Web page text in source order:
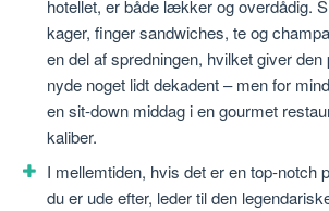
hotellet, er både lækker og overdådig.
kager, finger sandwiches, te og
en del af spredningen, hvilket giver
nyde noget lidt dekadent – men for
en sit-down middag i en gourmet
kaliber.
I mellemtiden, hvis det er en top-notch
du er ude efter, leder til den